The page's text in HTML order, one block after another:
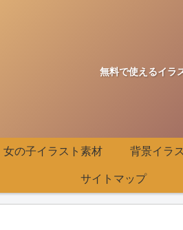
無料で使えるイラ
女の子イラスト素材 背景イラ
サイトマップ